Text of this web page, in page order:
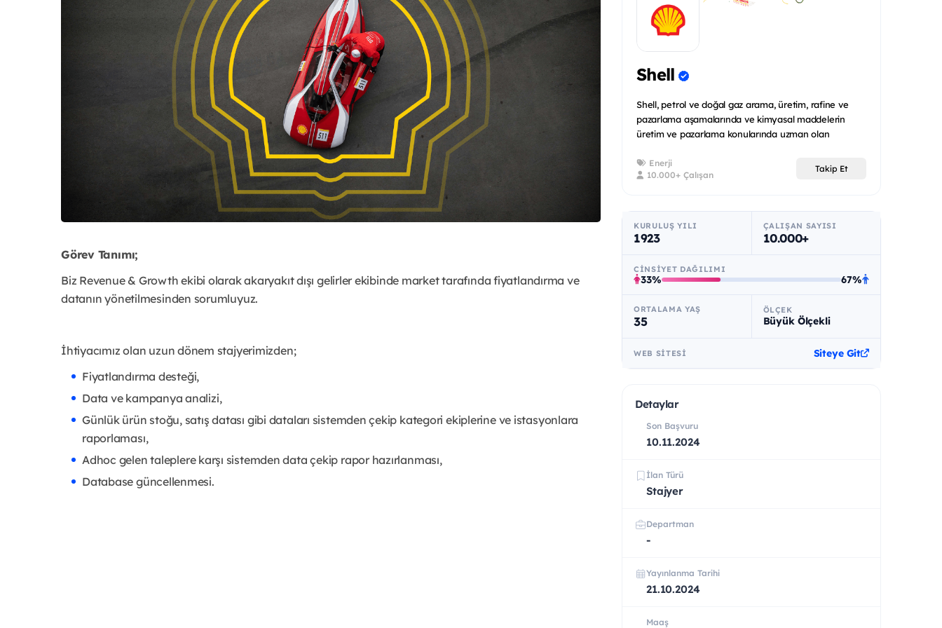
Görev Tanımı;
Biz Revenue & Growth ekibi olarak akaryakıt dışı gelirler ekibinde market tarafında fiyatlandırma ve
datanın yönetilmesinden sorumluyuz.
İhtiyacımız olan uzun dönem stajyerimizden;
Fiyatlandırma desteği,
Data ve kampanya analizi,
Günlük ürün stoğu, satış datası gibi dataları sistemden çekip kategori ekiplerine ve istasyonlara
raporlaması,
Adhoc gelen taleplere karşı sistemden data çekip rapor hazırlanması,
Database güncellenmesi.
Shell
Shell, petrol ve doğal gaz arama, üretim, rafine ve
pazarlama aşamalarında ve kimyasal maddelerin
üretim ve pazarlama konularında uzman olan
Enerji
10.000+ Çalışan
Takip Et
KURULUŞ YILI
1923
ÇALIŞAN SAYISI
10.000+
CINSIYET DAĞILIMI
33% 67%
ORTALAMA YAŞ
35
ÖLÇEK
Büyük Ölçekli
WEB SITESI Siteye Git
Detaylar
Son Başvuru
10.11.2024
İlan Türü
Stajyer
Departman
-
Yayınlanma Tarihi
21.10.2024
Maaş